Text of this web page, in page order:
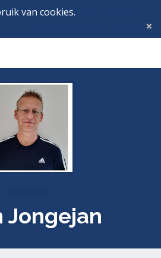
van cookies.
Jongejan